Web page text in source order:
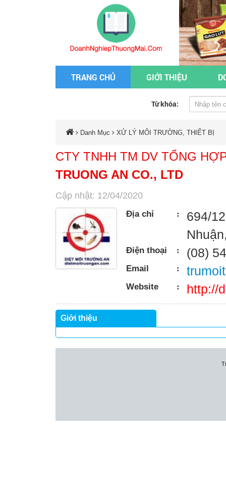
TRANG CHỦ GIỚI THIỆU
Từ khóa:
Danh Mục XỬ LÝ MÔI TRƯỜNG, THIẾT BỊ
CTY TNHH TM DV TỔNG
TRUONG AN CO., LTD
Cập nhật: 12/04/2020
Địa chỉ :
694/
Điện thoại : (08)
Email :
Website : http://
Giới thiệu